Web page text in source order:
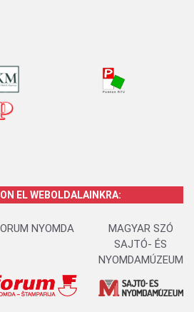
EL WEBOLDALAINKRA:
NYOMDA
MAGYAR SZÓ
SAJTÓ- ÉS
NYOMDAMÚZEUM